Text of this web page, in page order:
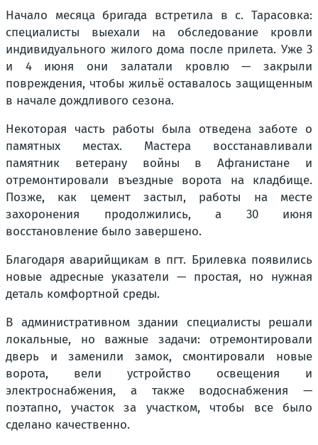
Начало месяца бригада встретила в с. Тарасовка:
специалисты выехали на обследование кровли
индивидуального жилого дома после прилета. Уже 3
и 4 июня они залатали кровлю — закрыли
повреждения, чтобы жильё оставалось защищенным
в начале дождливого сезона.
Некоторая часть работы была отведена заботе о
памятных местах. Мастера восстанавливали
памятник ветерану войны в Афганистане и
отремонтировали въездные ворота на кладбище.
Позже, как цемент застыл, работы на месте
захоронения продолжились, а 30 июня
восстановление было завершено.
Благодаря аварийщикам в пгт. Брилевка появились
новые адресные указатели — простая, но нужная
деталь комфортной среды.
В административном здании специалисты решали
локальные, но важные задачи: отремонтировали
дверь и заменили замок, смонтировали новые
ворота, вели устройство освещения и
электроснабжения, а также водоснабжения —
поэтапно, участок за участком, чтобы все было
сделано качественно.